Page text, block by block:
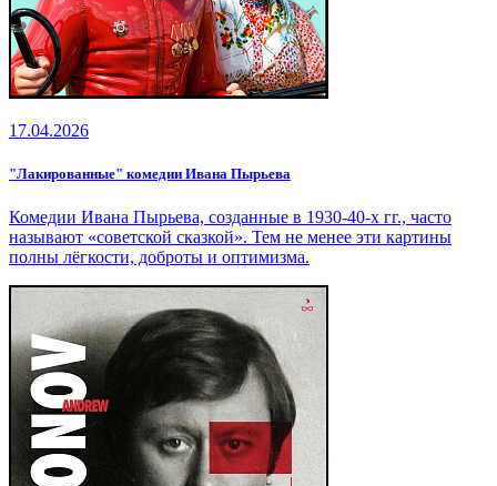
17.04.2026
"Лакированные" комедии Ивана Пырьева
Комедии Ивана Пырьева, созданные в 1930-40‑х гг., часто
называют «советской сказкой». Тем не менее эти картины
полны лёгкости, доброты и оптимизма.